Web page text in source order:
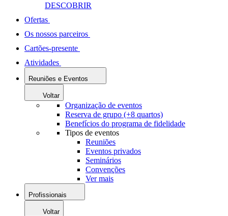
DESCOBRIR
Ofertas
Os nossos parceiros
Cartões-presente
Atividades
Reuniões e Eventos
Voltar
Organização de eventos
Reserva de grupo (+8 quartos)
Benefícios do programa de fidelidade
Tipos de eventos
Reuniões
Eventos privados
Seminários
Convenções
Ver mais
Profissionais
Voltar